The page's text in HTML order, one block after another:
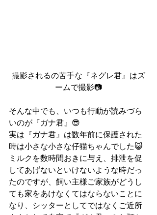
撮影されるの苦手な『ネグレ君』はズ
ームで撮影📷
そんな中でも、いつも行動が読みづら
いのが『ガナ君』😎
実は『ガナ君』は数年前に保護された
時は小さな小さな仔猫ちゃんでした😺
ミルクを数時間おきに与え、排泄を促
してあげないといけないような時だっ
たのですが、飼い主様ご家族がどうし
ても家をあけなくてはならないことに
なり、シッターとしてではなくご近所